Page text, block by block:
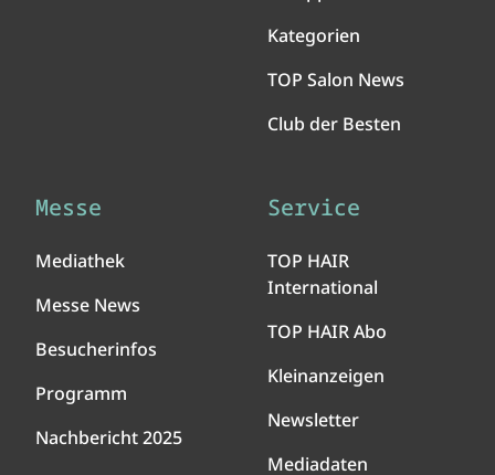
Kategorien
TOP Salon News
Club der Besten
Messe
Mediathek
Messe News
Besucherinfos
Programm
Nachbericht 2025
Service
TOP HAIR
International
TOP HAIR Abo
Kleinanzeigen
Newsletter
Mediadaten